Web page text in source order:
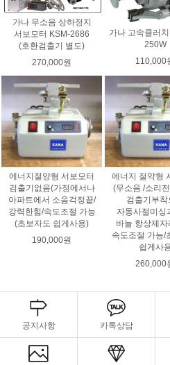
가나 무소음 상하정지
서보모터 KSM-2686
(호환검출기 별도)
270,000원
가나 고속클러
250W
110,000
에너지절양형 서보모터
검출기없음(가정에서나
아파트에서 소음걱정끝/
강력한힘/속도조절 가능
(초보자도 쉽게사용)
190,000원
에너지 절약형
(무소음 /소리
검출기부착
자동사절미싱
바늘 항상제자
속도조절 가능/
쉽게사
260,000
공지사항 카톡상담